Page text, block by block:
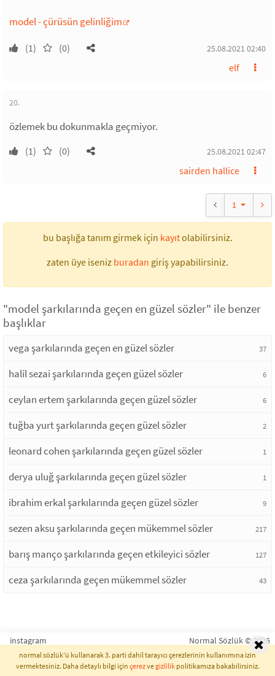
model - çürüsün gelinliğim
(1) (0) 25.08.2021 02:40
elf
20.
özlemek bu dokunmakla geçmiyor.
(1) (0) 25.08.2021 02:47
sairden hallice
1
bu başlığa tanım girmek için kayıtolabilirsiniz.
zaten üye iseniz buradan giriş yapabilirsiniz.
"model şarkılarında geçen en güzel sözler" ile benzer
başlıklar
vega şarkılarında geçen en güzel sözler 37
halil sezai şarkılarında geçen güzel sözler 6
ceylan ertem şarkılarında geçen güzel sözler 6
tuğba yurt şarkılarında geçen güzel sözler 2
leonard cohen şarkılarında geçen güzel sözler 1
derya uluğ şarkılarında geçen güzel sözler 1
ibrahim erkal şarkılarında geçen güzel sözler 9
sezen aksu şarkılarında geçen mükemmel sözler 217
barış manço şarkılarında geçen etkileyici sözler 127
ceza şarkılarında geçen mükemmel sözler 43
instagram Normal Sözlük © 2026
normal sözlük'ü kullanarak 3. parti dahil tarayıcı çerezlerinin kullanımına izin
vermektesiniz. Daha detaylı bilgi için çerezvegizlilikpolitikamıza bakabilirsiniz.